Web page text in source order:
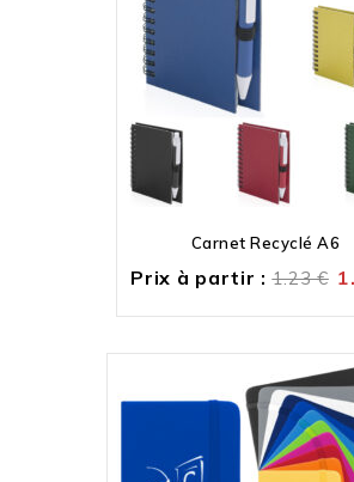
Carnet Recyclé A6
Prix à partir : 1.23€